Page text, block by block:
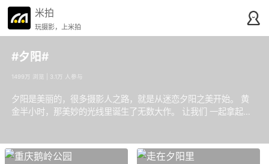
米拍
玩摄影，上米拍
#夕阳#
1499万 浏览 | 3.1万 人参与
夕阳是美丽的，很多摄影人之路，就是从迷恋夕阳之美开始。 黄
金半小时，那美妙的光线里诞生了无数大作。 让我们 一起拿起手